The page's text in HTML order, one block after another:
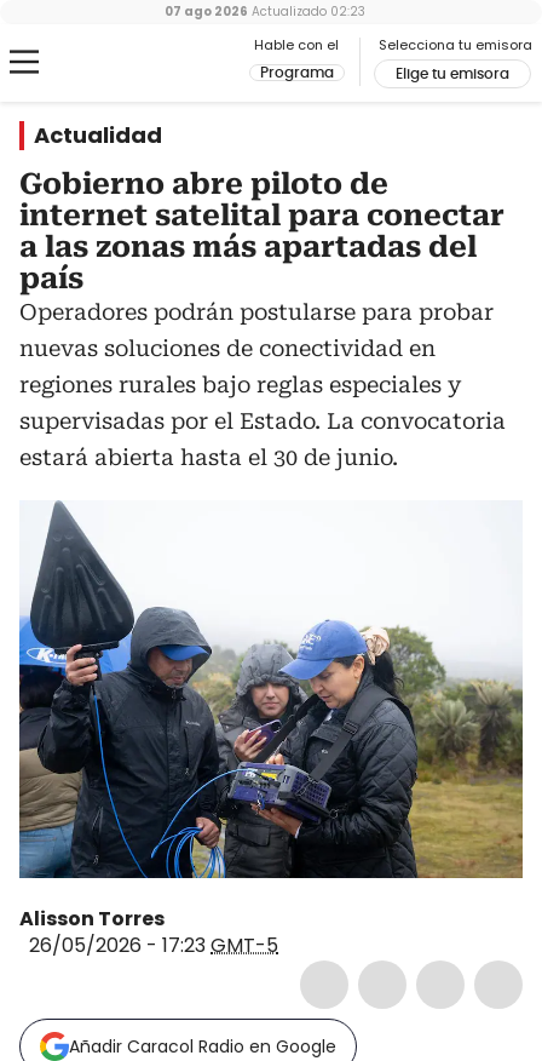
Hable con el
Programa
Selecciona tu emisora
Elige tu emisora
07 ago 2026 Actualizado 02:23
Actualidad
Gobierno abre piloto de
internet satelital para conectar
a las zonas más apartadas del
país
Operadores podrán postularse para probar
nuevas soluciones de conectividad en
regiones rurales bajo reglas especiales y
supervisadas por el Estado. La convocatoria
estará abierta hasta el 30 de junio.
Alisson Torres
26/05/2026 - 17:23GMT-5
Añadir Caracol Radio en Google